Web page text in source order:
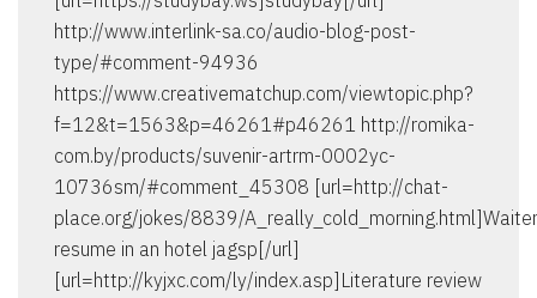
http://www.interlink-sa.co/audio-blog-post-
type/#comment-94936
https://www.creativematchup.com/viewtopic.php?
f=12&t=1563&p=46261#p46261 http://romika-
com.by/products/suvenir-artrm-0002yc-
10736sm/#comment_45308 [url=http://chat-
place.org/jokes/8839/A_really_cold_morning.html]Waiter
resume in an hotel jagsp[/url]
[url=http://kyjxc.com/ly/index.asp]Literature review